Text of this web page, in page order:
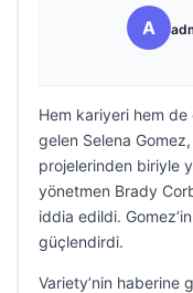
A
Hem kariyeri hem de
gelen Selena
projelerinden biriyle
yönetmen Brady
iddia edildi.
güçlendirdi.
Variety’nin haberine